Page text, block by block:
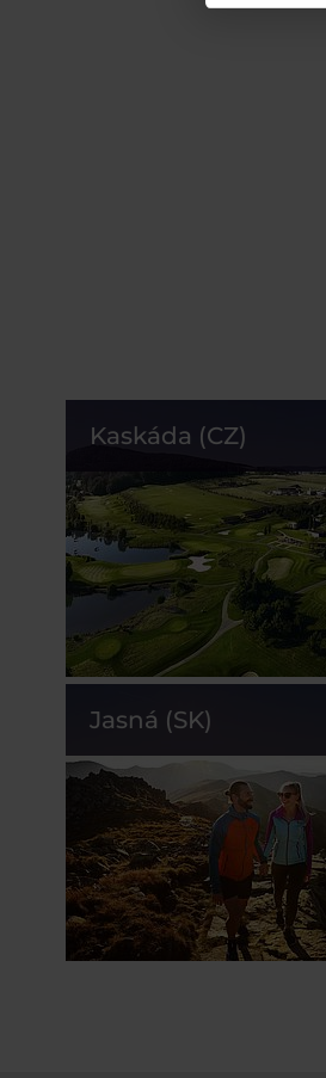
Kaskáda (CZ)
Jasná (SK)